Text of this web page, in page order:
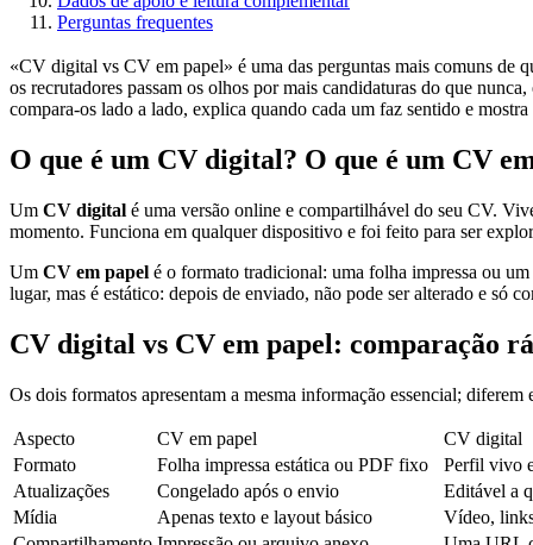
Perguntas frequentes
«CV digital vs CV em papel» é uma das perguntas mais comuns de
os recrutadores passam os olhos por mais candidaturas do que
compara-os lado a lado, explica quando cada um faz sentido e
O que é um CV digital? O que é um CV
Um CV digital é uma versão online e compartilhável do seu CV.
momento. Funciona em qualquer dispositivo e foi feito para ser
Um CV em papel é o formato tradicional: uma folha impressa ou
lugar, mas é estático: depois de enviado, não pode ser alterado e só
CV digital vs CV em papel: comparação
Os dois formatos apresentam a mesma informação essencial;
Aspecto CV em papel
CV digital
Formato
Folha impressa estática ou PDF fixo
Perfil vivo
Atualizações
Congelado após o envio
Editável a
Mídia
Apenas texto e layout básico
Vídeo,